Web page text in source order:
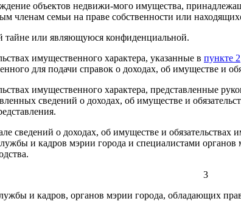
объектов недвижи-мого имущества,
членам семьи на праве собственности или
тайне или являющуюся конфиденциальной.
имущественного характера, указанные в пункте 2
для подачи справок о доходах, об имуществе и
имущественного характера, представленные
сведений о доходах, об имуществе и
сведений о доходах, об имуществе и обязательствах
и кадров мэрии города и специалистами
3
и кадров, органов мэрии города, обладающих